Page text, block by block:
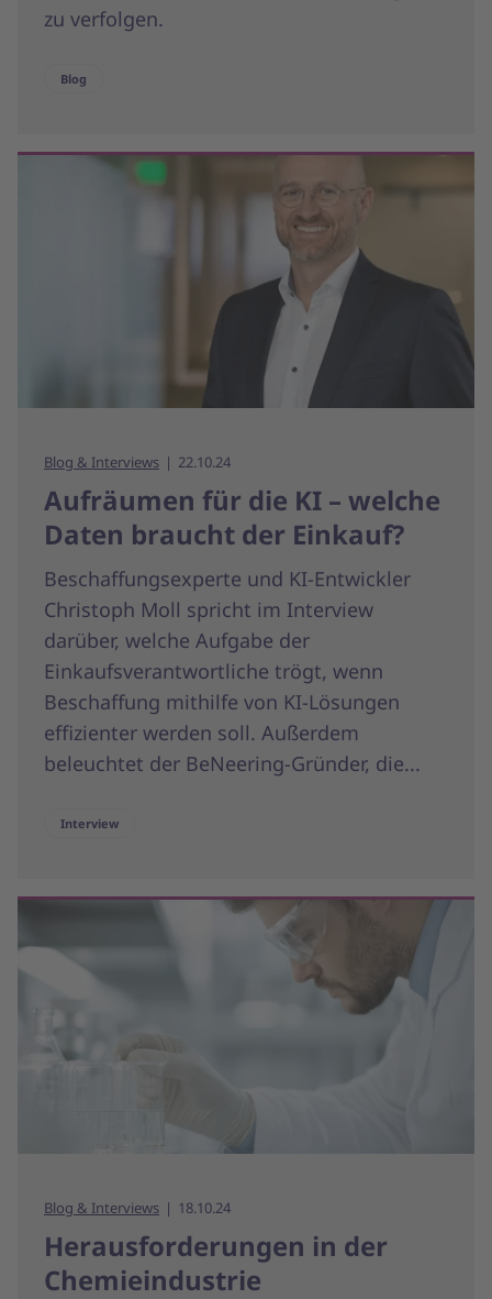
zu verfolgen.
Blog
Blog & Interviews 22.10.24
Aufräumen für die KI – welche
Daten braucht der Einkauf?
Beschaffungsexperte und KI-Entwickler
Christoph Moll spricht im Interview
darüber, welche Aufgabe der
Einkaufsverantwortliche trögt, wenn
Beschaffung mithilfe von KI-Lösungen
effizienter werden soll. Außerdem
beleuchtet der BeNeering-Gründer, die...
Interview
Blog & Interviews 18.10.24
Herausforderungen in der
Chemieindustrie